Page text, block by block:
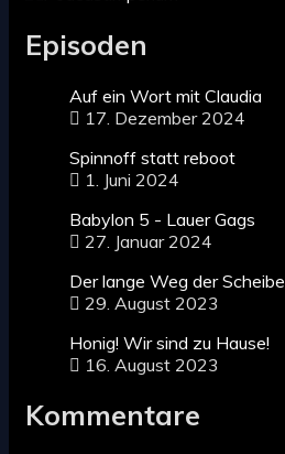
Episoden
Auf ein Wort mit Claudia
17. Dezember 2024
Spinnoff statt reboot
1. Juni 2024
Babylon 5 - Lauer Gags
27. Januar 2024
Der lange Weg der Scheibe
29. August 2023
Honig! Wir sind zu Hause!
16. August 2023
Kommentare